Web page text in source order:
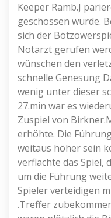
Keeper Ramb.J
geschossen wurde.
sich der
Notarzt gerufen
wünschen den
schnelle Genesung
wenig unter dieser
27.min war es
Zuspiel von
erhöhte. Die
weitaus höher sein
verflachte das Spiel,
um die Führung
Spieler verteidigen
.Treffer